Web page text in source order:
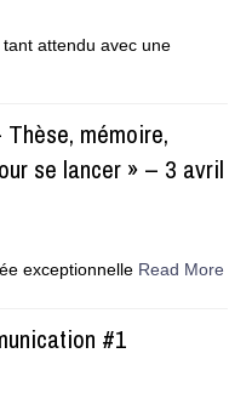
attendu avec une
mémoire,
se lancer » – 3 avril
exceptionnelle Read More
#1